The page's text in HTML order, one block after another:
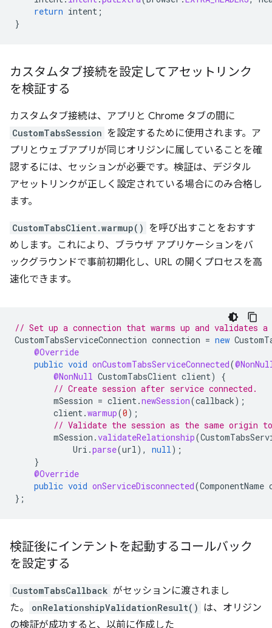
return intent ;
}
カスタムタブ接続を設定してアセットリンク
を検証する
カスタムタブ接続は、アプリと Chrome タブの間に
CustomTabsSession を設定するために使用されます。ア
プリとウェブアプリが同じオリジンに属していることを確
認するには、セッションが必要です。検証は、デジタル
アセットリンクが正しく設定されている場合にのみ合格し
ます。
CustomTabsClient.warmup() を呼び出すことをおすす
めします。これにより、ブラウザ アプリケーションをバ
ックグラウンドで事前初期化し、URL の開くプロセスを高
速化できます。
// Set up a connection that warms up and validates a
CustomTabsServiceConnection connection = new
@Override
public void onCustomTabsServiceConnected(
@NonNull CustomTabsClient client)
{
// Create session after service connected.
mSession = client.newSession(callback);
client.warmup(0);
// Validate the session as the same origin
mSession .validateRelationship(
Uri .parse(url), null);
}
@Override
public void onServiceDisconnected(ComponentName
};
検証後にインテントを起動するコールバック
を設定する
CustomTabsCallback がセッションに渡されまし
た。
onRelationshipValidationResult() は、オリジン
の検証が成功すると、以前に作成した